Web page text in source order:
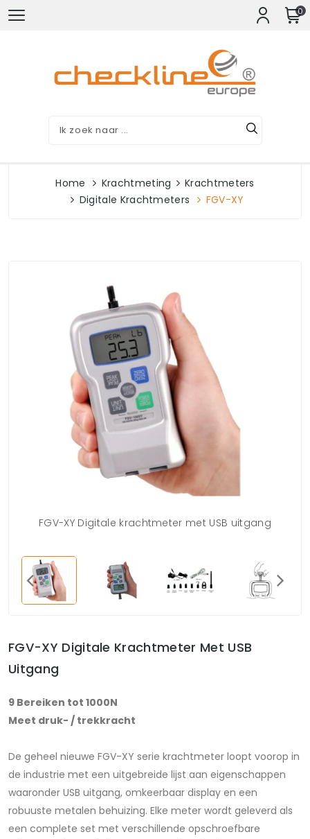
0
Home Krachtmeting
Krachtmeters
Digitale Krachtmeters
FGV-XY
FGV-XY Digitale krachtmeter met USB uitgang
FGV-XY Digitale Krachtmeter Met USB
Uitgang
9 Bereiken tot 1000N
Meet druk- / trekkracht
De geheel nieuwe FGV-XY serie krachtmeter loopt voorop in
de industrie met een uitgebreide lijst aan eigenschappen
waaronder USB uitgang, omkeerbaar display en een
robuuste metalen behuizing. Elke meter wordt geleverd als
een complete set met verschillende opschroefbare